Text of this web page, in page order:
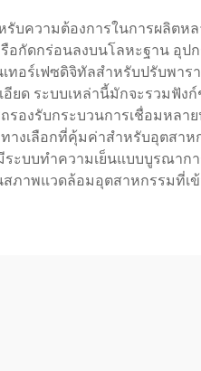
ความต้องการในการผลิตหล
อกัดกร่อนลงบนโลหะฐาน อุ
อร์เฟซดิจิทัลสำหรับปรับพาร
อียด ระบบเหล่านี้มักจะรวมฟั
องรับกระบวนการเชื่อมหลาย
างเลือกที่คุ้มค่าสำหรับอุตสาห
ะบบทำความเย็นแบบบูรณาก
ภาพแวดล้อมอุตสาหกรรมที่เ